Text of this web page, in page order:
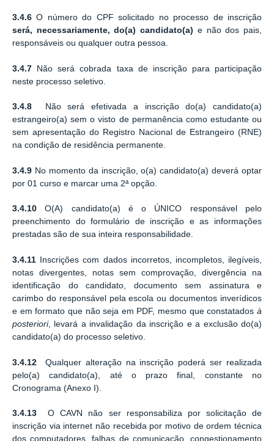
3.4.6O número do CPF solicitado no processo de inscrição
será, necessariamente, do(a) candidato(a) e não dos pais,
responsáveis ou qualquer outra pessoa.
3.4.7 Não será cobrada taxa de inscrição para participação
neste processo seletivo.
3.4.8
Não será efetivada a inscrição do(a) candidato(a)
estrangeiro(a) sem o visto de permanência como estudante ou
sem apresentação do Registro Nacional de Estrangeiro (RNE)
na condição de residência permanente.
3.4.9 No momento da inscrição, o(a) candidato(a) deverá optar
por 01 curso e marcar uma 2ª opção.
3.4.10O(A) candidato(a) é o ÚNICO responsável pelo
preenchimento do formulário de inscrição e as informações
prestadas são de sua inteira responsabilidade.
3.4.11
Inscrições com dados incorretos, incompletos, ilegíveis,
notas divergentes, notas sem comprovação, divergência na
identificação do candidato, documento sem assinatura e
carimbo do responsável pela escola ou documentos inverídicos
e em formato que não seja em PDF, mesmo que constatados à
posteriori, levará a invalidação da inscrição e a exclusão do(a)
candidato(a) do processo seletivo.
3.4.12 Qualquer alteração na inscrição poderá ser realizada
pelo(a) candidato(a), até o prazo final, constante no
Cronograma (Anexo I).
3.4.13O CAVN não ser responsabiliza por solicitação de
inscrição via internet não recebida por motivo de ordem técnica
dos computadores, falhas de comunicação, congestionamento